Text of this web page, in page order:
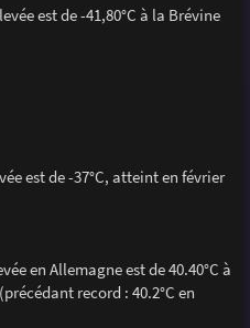
est de -41,80°C à la Brévine
est de -37°C, atteint en février
en Allemagne est de 40.40°C à
record : 40.2°C en